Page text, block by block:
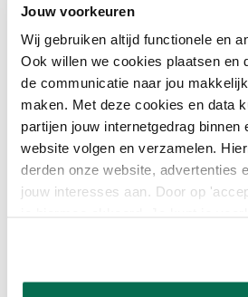
Jouw voorkeuren
Wij gebruiken altijd functionele en
Ook willen we cookies plaatsen en
de communicatie naar jou
maken. Met deze cookies en data
partijen jouw internetgedrag binnen
website volgen en verzamelen.
derden onze website, advertenties
jouw interesses aan. Door op
roller gebruiksklaar incl. beugel en rol
overgebleven haartjes of pluisjes.
Eigenschappen